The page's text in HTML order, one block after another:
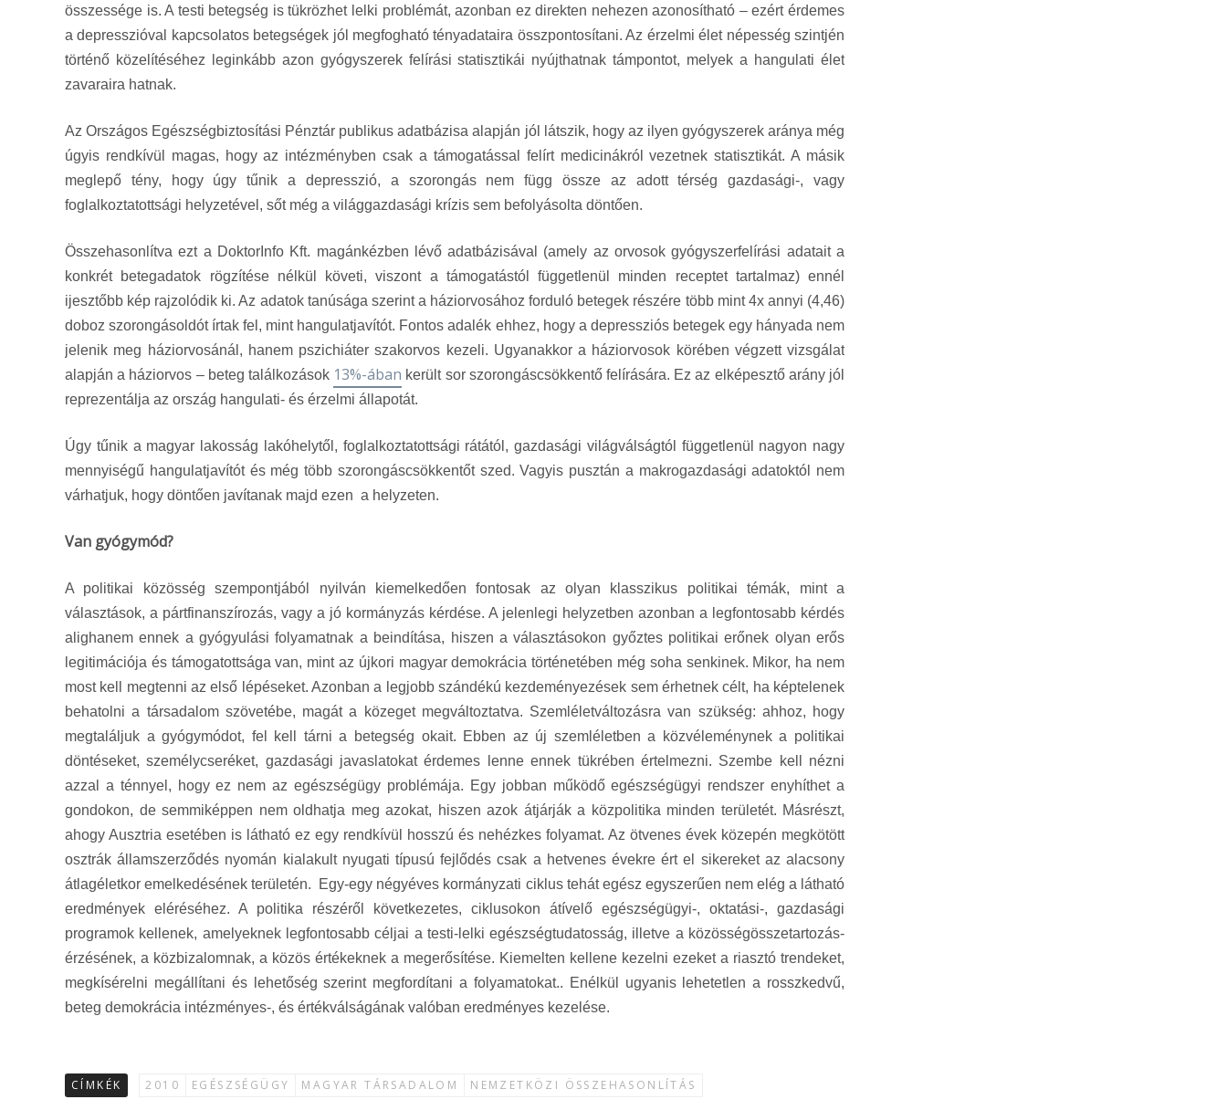
összessége is. A testi betegség is tükrözhet lelki problémát, azonban ez direkten nehezen azonosítható – ezért érdemes
a depresszióval kapcsolatos betegségek jól megfogható tényadataira összpontosítani. Az érzelmi élet népesség szintjén
történő közelítéséhez leginkább azon gyógyszerek felírási statisztikái nyújthatnak támpontot, melyek a hangulati élet
zavaraira hatnak.
Az Országos Egészségbiztosítási Pénztár publikus adatbázisa alapján jól látszik, hogy az ilyen gyógyszerek aránya még
úgyis rendkívül magas, hogy az intézményben csak a támogatással felírt medicinákról vezetnek statisztikát. A másik
meglepő tény, hogy úgy tűnik a depresszió, a szorongás nem függ össze az adott térség gazdasági-, vagy
foglalkoztatottsági helyzetével, sőt még a világgazdasági krízis sem befolyásolta döntően.
Összehasonlítva ezt a DoktorInfo Kft. magánkézben lévő adatbázisával (amely az orvosok gyógyszerfelírási adatait a
konkrét betegadatok rögzítése nélkül követi, viszont a támogatástól függetlenül minden receptet tartalmaz) ennél
ijesztőbb kép rajzolódik ki. Az adatok tanúsága szerint a háziorvosához forduló betegek részére több mint 4x annyi (4,46)
doboz szorongásoldót írtak fel, mint hangulatjavítót. Fontos adalék ehhez, hogy a depressziós betegek egy hányada nem
jelenik meg háziorvosánál, hanem pszichiáter szakorvos kezeli. Ugyanakkor a háziorvosok körében végzett vizsgálat
alapján a háziorvos – beteg találkozások 13%-ában került sor szorongáscsökkentő felírására. Ez az elképesztő arány jól
reprezentálja az ország hangulati- és érzelmi állapotát.
Úgy tűnik a magyar lakosság lakóhelytől, foglalkoztatottsági rátától, gazdasági világválságtól függetlenül nagyon nagy
mennyiségű hangulatjavítót és még több szorongáscsökkentőt szed. Vagyis pusztán a makrogazdasági adatoktól nem
várhatjuk, hogy döntően javítanak majd ezen a helyzeten.
Van gyógymód?
A politikai közösség szempontjából nyilván kiemelkedően fontosak az olyan klasszikus politikai témák, mint a
választások, a pártfinanszírozás, vagy a jó kormányzás kérdése. A jelenlegi helyzetben azonban a legfontosabb kérdés
alighanem ennek a gyógyulási folyamatnak a beindítása, hiszen a választásokon győztes politikai erőnek olyan erős
legitimációja és támogatottsága van, mint az újkori magyar demokrácia történetében még soha senkinek. Mikor, ha nem
most kell megtenni az első lépéseket. Azonban a legjobb szándékú kezdeményezések sem érhetnek célt, ha képtelenek
behatolni a társadalom szövetébe, magát a közeget megváltoztatva. Szemléletváltozásra van szükség: ahhoz, hogy
megtaláljuk a gyógymódot, fel kell tárni a betegség okait. Ebben az új szemléletben a közvéleménynek a politikai
döntéseket, személycseréket, gazdasági javaslatokat érdemes lenne ennek tükrében értelmezni. Szembe kell nézni
azzal a ténnyel, hogy ez nem az egészségügy problémája. Egy jobban működő egészségügyi rendszer enyhíthet a
gondokon, de semmiképpen nem oldhatja meg azokat, hiszen azok átjárják a közpolitika minden területét. Másrészt,
ahogy Ausztria esetében is látható ez egy rendkívül hosszú és nehézkes folyamat. Az ötvenes évek közepén megkötött
osztrák államszerződés nyomán kialakult nyugati típusú fejlődés csak a hetvenes évekre ért el sikereket az alacsony
átlagéletkor emelkedésének területén. Egy-egy négyéves kormányzati ciklus tehát egész egyszerűen nem elég a látható
eredmények eléréséhez. A politika részéről következetes, ciklusokon átívelő egészségügyi-, oktatási-, gazdasági
programok kellenek, amelyeknek legfontosabb céljai a testi-lelki egészségtudatosság, illetve a közösségösszetartozás-
érzésének, a közbizalomnak, a közös értékeknek a megerősítése. Kiemelten kellene kezelni ezeket a riasztó trendeket,
megkísérelni megállítani és lehetőség szerint megfordítani a folyamatokat.. Enélkül ugyanis lehetetlen a rosszkedvű,
beteg demokrácia intézményes-, és értékválságának valóban eredményes kezelése.
CÍMKÉK 2010 EGÉSZSÉGÜGY MAGYAR TÁRSADALOM NEMZETKÖZI ÖSSZEHASONLÍTÁS